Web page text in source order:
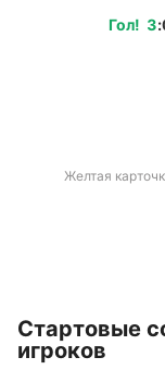
Гол! 3:
Желтая
Стартовые
игроков